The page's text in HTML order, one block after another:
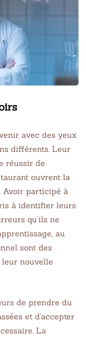
avec des yeux
différents. Leur
réussir de
ouvrent la
Avoir participé à
à identifier leurs
qu’ils ne
au
sont des
leur nouvelle
de prendre du
et d’accepter
La